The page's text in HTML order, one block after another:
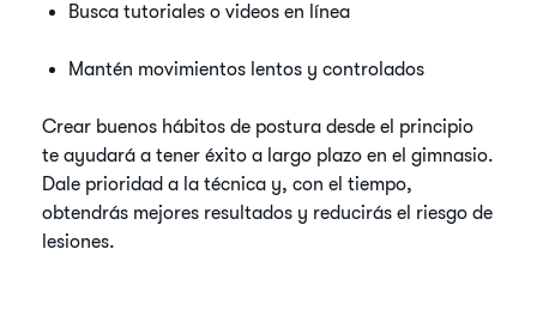
Busca tutoriales o videos en línea
Mantén movimientos lentos y controlados
Crear buenos hábitos de postura desde el principio
te ayudará a tener éxito a largo plazo en el gimnasio.
Dale prioridad a la técnica y, con el tiempo,
obtendrás mejores resultados y reducirás el riesgo de
lesiones.